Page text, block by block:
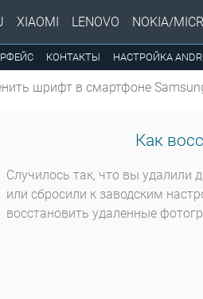
КОНТАКТЫ НАСТРОЙКА
XIAOMI LENOVO NOKIA/
шрифт в смартфоне
Как
Случилось так, что вы удалили
или сбросили к заводским
восстановить удаленные